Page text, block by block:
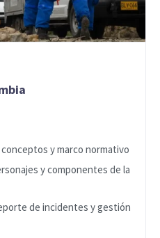
y marco normativo
y componentes de la
de incidentes y gestión